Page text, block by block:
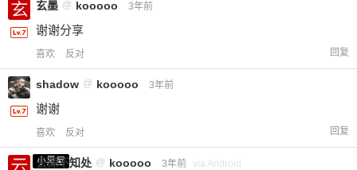
玄墨 @ kooooo 3年前
谢谢分享
喜欢 反对 回复
shadow @ kooooo 3年前
谢谢
喜欢 反对 回复
小黑屋
云深不知处 @ kooooo 3年前 via Android